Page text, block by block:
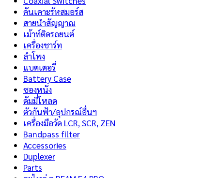
คันเคาะรัหสมอร์ส
สายนำสัญญาณ
เม้าท์ติดรถยนต์
เครื่องชาร์ท
ลำโพง
แบตเตอรี่
Battery Case
ซองหนัง
ดัมมี่โหลด
ตัวกันฟ้า/อุปกรณ์อื่นฯ
เครื่องมือวัด LCR, SCR, ZEN
Bandpass filter
Accessories
Duplexer
Parts